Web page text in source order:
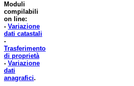
Moduli
compilabili
on line:
- Variazione
dati catastali
-
Trasferimento
di proprietà
- Variazione
dati
anagrafici.